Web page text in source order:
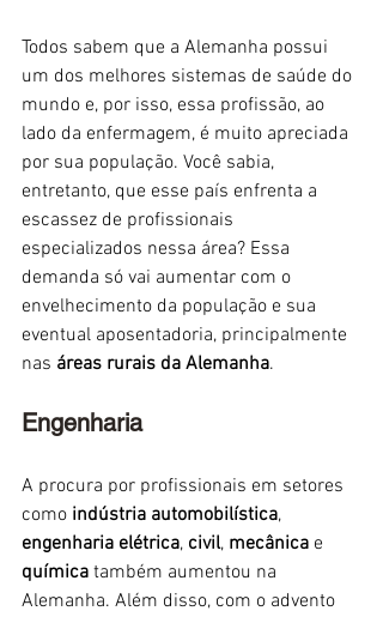
Todos sabem que a Alemanha possui
um dos melhores sistemas de saúde do
mundo e, por isso, essa profissão, ao
lado da enfermagem, é muito apreciada
por sua população. Você sabia,
entretanto, que esse país enfrenta a
escassez de profissionais
especializados nessa área? Essa
demanda só vai aumentar com o
envelhecimento da população e sua
eventual aposentadoria, principalmente
nas áreas rurais da Alemanha.
Engenharia
A procura por profissionais em setores
como indústria automobilística,
engenharia elétrica, civil, mecânica e
química também aumentou na
Alemanha. Além disso, com o advento